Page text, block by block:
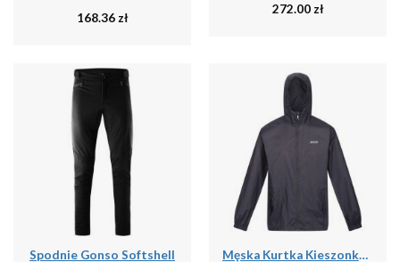
168.36zł
272.00 zł
Spodnie Gonso Softshell Męska Kurtka Kieszonkowa + Worek Pack It III